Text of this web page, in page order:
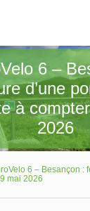
6 –
d’une
à
2026
6 – Besançon :
mai 2026